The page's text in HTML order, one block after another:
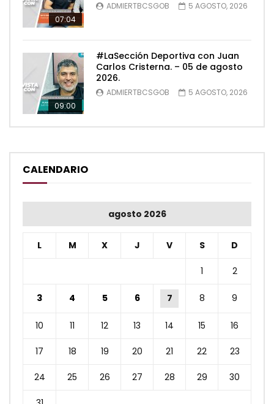
07:04
ADMIERTBCSGOB 5 AGOSTO, 2026
09:00
#LaSección Deportiva con Juan
Carlos Cristerna. – 05 de agosto
2026.
ADMIERTBCSGOB 5 AGOSTO, 2026
CALENDARIO
agosto 2026
L M X J V S D
1 2
3 4 5 6 7 8 9
10 11 12 13 14 15 16
17 18 19 20 21 22 23
24 25 26 27 28 29 30